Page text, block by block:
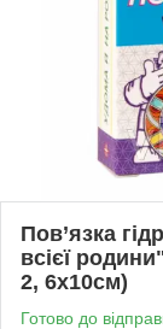
Пов’язка
всієї
2, 6х10см)
Готово до